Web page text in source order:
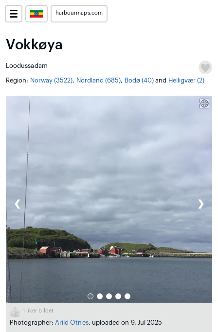
harbourmaps.com
Vokkøya
Loodussadam
Region: Norway (3522), Nordland (685), Bodø (40) and Helligvær (2)
❮ ❯
1 liker bildet
Photographer: Arild Otnes, uploaded on 9. Jul 2025